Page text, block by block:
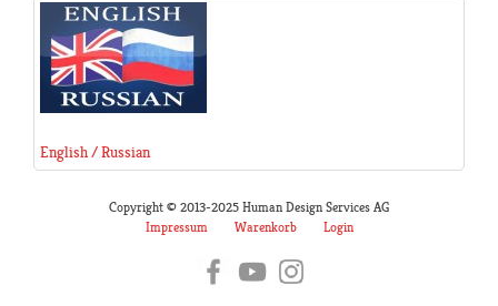
English / Russian
Copyright © 2013-2025 Human Design Services AG
Impressum
Warenkorb Login